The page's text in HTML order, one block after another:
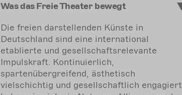
Was das Freie Theater bewegt
Die freien darstellenden Künste in
Deutschland sind eine international
etablierte und gesellschaftsrelevante
Impulskraft. Kontinuierlich,
spartenübergreifend, ästhetisch
vielschichtig und gesellschaftlich engagiert